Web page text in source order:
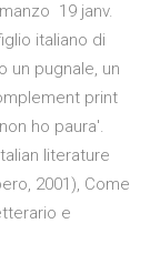
19 janv.
italiano di
un pugnale, un
print
ho paura'.
literature
2001), Come
e